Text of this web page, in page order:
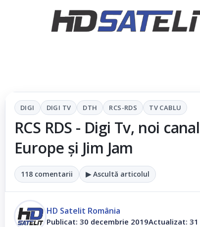
DIGI DIGI TV DTH RCS-RDS TV CABLU
RCS RDS - Digi Tv, noi
Europe și Jim Jam
118 comentarii ▶ Ascultă articolul
HD Satelit România
Publicat: 30 decembrie 2019Actualizat: 31